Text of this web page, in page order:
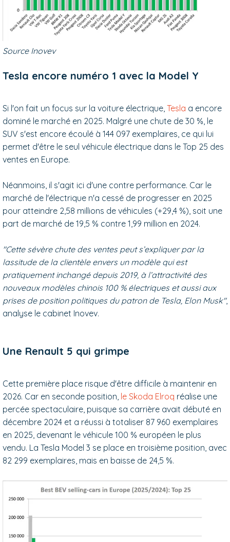
Source Inovev
Tesla encore numéro 1 avec la Model Y
Si l'on fait un focus sur la voiture électrique, Tesla a encore
dominé le marché en 2025. Malgré une chute de 30 %, le
SUV s'est encore écoulé à 144 097 exemplaires, ce qui lui
permet d'être le seul véhicule électrique dans le Top 25 des
ventes en Europe.
Néanmoins, il s'agit ici d'une contre performance. Car le
marché de l'électrique n'a cessé de progresser en 2025
pour atteindre 2,58 millions de véhicules (+29,4 %), soit une
part de marché de 19,5 % contre 1,99 million en 2024.
"Cette sévère chute des ventes peut s’expliquer par la
lassitude de la clientèle envers un modèle qui est
pratiquement inchangé depuis 2019, à l’attractivité des
nouveaux modèles chinois 100 % électriques etaussi aux
prises de position politiques du patron de Tesla, Elon Musk",
analyse le cabinet Inovev.
Une Renault 5 qui grimpe
Cette première place risque d'être difficile à maintenir en
2026. Car en seconde position, le Skoda Elroq réalise une
percée spectaculaire, puisque sa carrière avait débuté en
décembre 2024 et a réussi à totaliser 87 960 exemplaires
en 2025, devenant le véhicule 100 % européen le plus
vendu. La Tesla Model 3 se place en troisième position, avec
82 299 exemplaires, mais en baisse de 24,5 %.